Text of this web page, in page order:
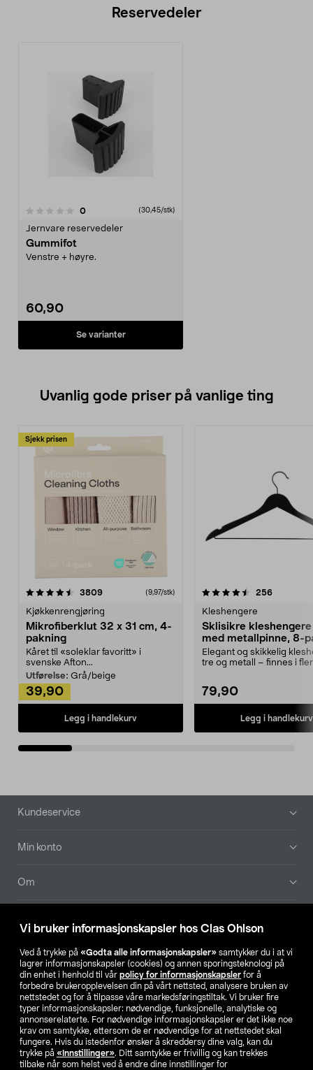
Vi bruker informasjonskapsler hos Clas Ohlson
Ved å trykke på «Godta alle informasjonskapsler» samtykker du i at vi
lagrer informasjonskapsler (cookies) og annen sporingsteknologi på
din enhet i henhold til vår policy for informasjonskapsler for å
forbedre brukeropplevelsen din på vårt nettsted, analysere bruken av
nettstedet og for å tilpasse våre markedsføringstiltak. Vi bruker fire
typer informasjonskapsler: nødvendige, funksjonelle, analytiske og
annonserelaterte. For nødvendige informasjonskapsler er det ikke noe
krav om samtykke, ettersom de er nødvendige for at nettstedet skal
fungere. Hvis du istedenfor ønsker å skreddersy dine valg, kan du
trykke på «Innstillinger». Ditt samtykke er frivillig og kan trekkes
tilbake når som helst ved å endre dine innstillinger for
Reservedeler
0anmeldelser (30,45/stk)
Jernvare reservedeler
Gummifot
Venstre + høyre.
60,90
Se varianter
Uvanlig gode priser på vanlige ting
Sjekk prisen
3809anmeldelser(9,97/stk)
Kjøkkenrengjøring
Mikrofiberklut 32 x 31 cm, 4-
pakning
Kåret til «soleklar favoritt» i
svenske Afton...
Utførelse: Grå/beige
39,90
Legg i handlekurv
4.5av 5 stjerner 256
Kleshengere
Sklisikre
med metallpinne, 8-
Elegant og skikkelig
tre og metall – finnes i
79,90
Legg i handlekurv
4.5av 5 stjerner
Bunntekst
Kundeservice
Min konto
Om
Våre selskaper
Finn din butikk
SE NO FI